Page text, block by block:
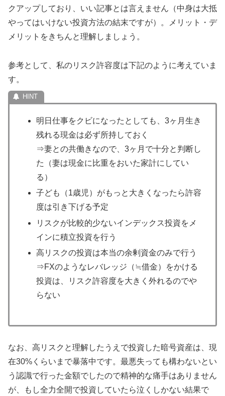
クアップしており、いい記事とは言えません（中身は大抵
やってはいけない投資方法の結末ですが）。メリット・デ
メリットをきちんと理解しましょう。
参考として、私のリスク許容度は下記のように考えていま
す。
明日仕事をクビになったとしても、3ヶ月生き
残れる現金は必ず所持しておく
⇒妻との共働きなので、3ヶ月で十分と判断し
た（妻は現金に比重をおいた家計にしてい
る）
子ども（1歳児）がもっと大きくなったら許容
度は引き下げる予定
リスクが比較的少ないインデックス投資をメ
インに積立投資を行う
高リスクの投資は本当の余剰資金のみで行う
⇒FXのようなレバレッジ（≒借金）をかける
投資は、リスク許容度を大きく外れるのでや
らない
なお、高リスクと理解したうえで投資した暗号資産は、現
在30%くらいまで暴落中です。最悪失っても構わないとい
う認識で行った金額でしたので精神的な痛手はありません
が、もし全力全開で投資していたら泣くしかない結果で